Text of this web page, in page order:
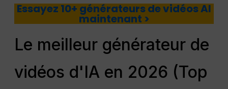
Essayez 10+ générateurs de vidéos AI
maintenant >
Le meilleur générateur de
vidéos d'IA en 2026 (Top